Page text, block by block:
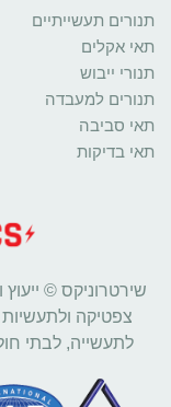
תנורים תעשייתיים
תאי אקלים
תנורי ייבוש
תנורים למעבדה
תאי סביבה
תאי בדיקות
שירטרוניקס ©
צפטיקה ולתעשיות
לתעשייה, לבתי